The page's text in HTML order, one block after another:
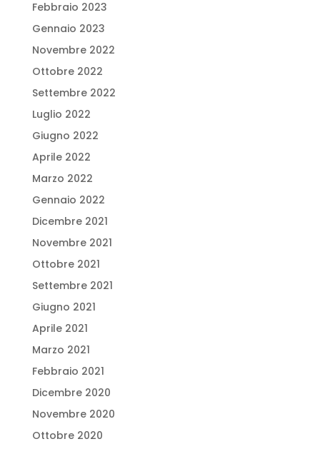
Febbraio 2023
Gennaio 2023
Novembre 2022
Ottobre 2022
Settembre 2022
Luglio 2022
Giugno 2022
Aprile 2022
Marzo 2022
Gennaio 2022
Dicembre 2021
Novembre 2021
Ottobre 2021
Settembre 2021
Giugno 2021
Aprile 2021
Marzo 2021
Febbraio 2021
Dicembre 2020
Novembre 2020
Ottobre 2020